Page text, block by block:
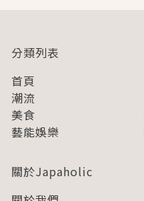
分類列表
首頁
潮流
美食
藝能娛樂
關於Japaholic